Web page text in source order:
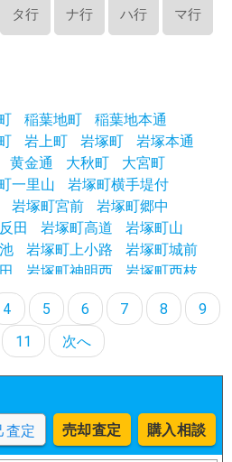
タ行 ナ行 ハ行 マ行
稲葉地町
稲葉地本通
岩上町 岩塚町
岩塚本通
黄金通 大秋町
大宮町
一里山
岩塚町横手堤付
岩塚町宮前
岩塚町郷中
田 岩塚町高道
岩塚町山
岩塚町上小路
岩塚町城前
岩塚町神明西
岩塚町西枝
島
岩塚町本陣屋敷
岩塚町林高寺東
岩塚町杁脇
4 5 6 7 8
9
11 次へ
査定 売却査定 購入相談